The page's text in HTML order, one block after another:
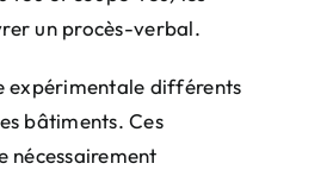
un procès-verbal.
expérimentale différents
bâtiments. Ces
nécessairement